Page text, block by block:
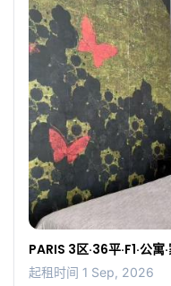
PARIS 3区·36平·F1·公寓
起租时间 1 Sep, 2026